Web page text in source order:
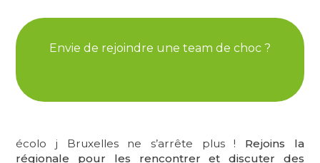
Envie de rejoindre une team de choc ?
écolo j Bruxelles ne s’arrête plus ! Rejoins la
régionale pour les rencontrer et discuter des